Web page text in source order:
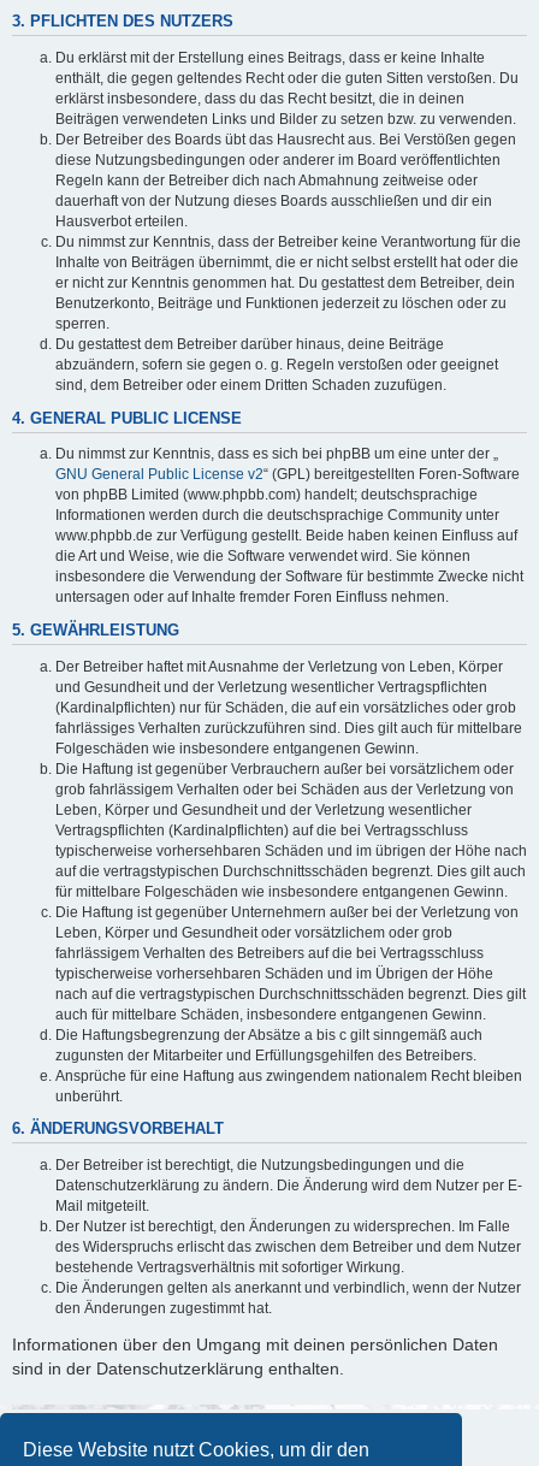
Diese Website nutzt Cookies, um dir den
3. PFLICHTEN DES NUTZERS
Du erklärst mit der Erstellung eines Beitrags, dass er keine Inhalte
enthält, die gegen geltendes Recht oder die guten Sitten verstoßen. Du
erklärst insbesondere, dass du das Recht besitzt, die in deinen
Beiträgen verwendeten Links und Bilder zu setzen bzw. zu verwenden.
Der Betreiber des Boards übt das Hausrecht aus. Bei Verstößen gegen
diese Nutzungsbedingungen oder anderer im Board veröffentlichten
Regeln kann der Betreiber dich nach Abmahnung zeitweise oder
dauerhaft von der Nutzung dieses Boards ausschließen und dir ein
Hausverbot erteilen.
Du nimmst zur Kenntnis, dass der Betreiber keine Verantwortung für die
Inhalte von Beiträgen übernimmt, die er nicht selbst erstellt hat oder die
er nicht zur Kenntnis genommen hat. Du gestattest dem Betreiber, dein
Benutzerkonto, Beiträge und Funktionen jederzeit zu löschen oder zu
sperren.
Du gestattest dem Betreiber darüber hinaus, deine Beiträge
abzuändern, sofern sie gegen o. g. Regeln verstoßen oder geeignet
sind, dem Betreiber oder einem Dritten Schaden zuzufügen.
4. GENERAL PUBLIC LICENSE
Du nimmst zur Kenntnis, dass es sich bei phpBB um eine unter der „
GNU General Public License v2“ (GPL) bereitgestellten Foren-Software
von phpBB Limited (www.phpbb.com) handelt; deutschsprachige
Informationen werden durch die deutschsprachige Community unter
www.phpbb.de zur Verfügung gestellt. Beide haben keinen Einfluss auf
die Art und Weise, wie die Software verwendet wird. Sie können
insbesondere die Verwendung der Software für bestimmte Zwecke nicht
untersagen oder auf Inhalte fremder Foren Einfluss nehmen.
5. GEWÄHRLEISTUNG
Der Betreiber haftet mit Ausnahme der Verletzung von Leben, Körper
und Gesundheit und der Verletzung wesentlicher Vertragspflichten
(Kardinalpflichten) nur für Schäden, die auf ein vorsätzliches oder grob
fahrlässiges Verhalten zurückzuführen sind. Dies gilt auch für mittelbare
Folgeschäden wie insbesondere entgangenen Gewinn.
Die Haftung ist gegenüber Verbrauchern außer bei vorsätzlichem oder
grob fahrlässigem Verhalten oder bei Schäden aus der Verletzung von
Leben, Körper und Gesundheit und der Verletzung wesentlicher
Vertragspflichten (Kardinalpflichten) auf die bei Vertragsschluss
typischerweise vorhersehbaren Schäden und im übrigen der Höhe nach
auf die vertragstypischen Durchschnittsschäden begrenzt. Dies gilt auch
für mittelbare Folgeschäden wie insbesondere entgangenen Gewinn.
Die Haftung ist gegenüber Unternehmern außer bei der Verletzung von
Leben, Körper und Gesundheit oder vorsätzlichem oder grob
fahrlässigem Verhalten des Betreibers auf die bei Vertragsschluss
typischerweise vorhersehbaren Schäden und im Übrigen der Höhe
nach auf die vertragstypischen Durchschnittsschäden begrenzt. Dies gilt
auch für mittelbare Schäden, insbesondere entgangenen Gewinn.
Die Haftungsbegrenzung der Absätze a bis c gilt sinngemäß auch
zugunsten der Mitarbeiter und Erfüllungsgehilfen des Betreibers.
Ansprüche für eine Haftung aus zwingendem nationalem Recht bleiben
unberührt.
6. ÄNDERUNGSVORBEHALT
Der Betreiber ist berechtigt, die Nutzungsbedingungen und die
Datenschutzerklärung zu ändern. Die Änderung wird dem Nutzer per E-
Mail mitgeteilt.
Der Nutzer ist berechtigt, den Änderungen zu widersprechen. Im Falle
des Widerspruchs erlischt das zwischen dem Betreiber und dem Nutzer
bestehende Vertragsverhältnis mit sofortiger Wirkung.
Die Änderungen gelten als anerkannt und verbindlich, wenn der Nutzer
den Änderungen zugestimmt hat.
Informationen über den Umgang mit deinen persönlichen Daten
sind in der Datenschutzerklärung enthalten.